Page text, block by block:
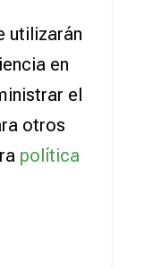
utilizarán
en
el
otros
política